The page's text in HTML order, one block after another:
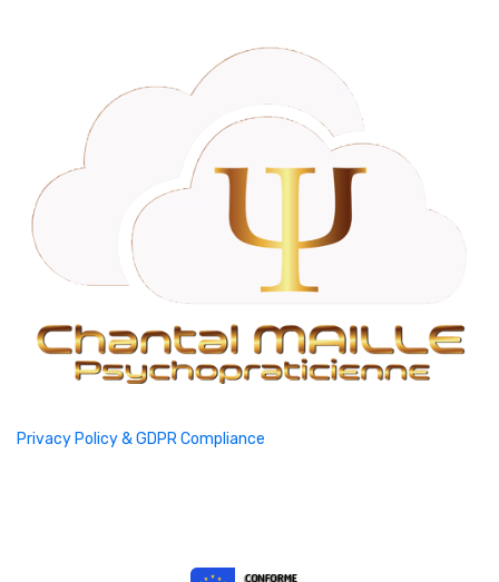
Privacy Policy & GDPR Compliance